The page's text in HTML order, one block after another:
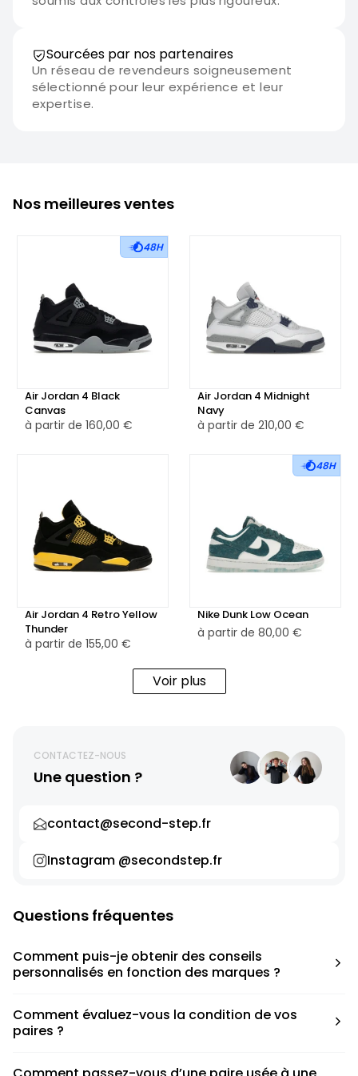
Sourcées par nos partenaires
Un réseau de revendeurs soigneusement
sélectionné pour leur expérience et leur
expertise.
Nos meilleures ventes
48H
Air Jordan 4 Black
Canvas
à partir de 160,00 €
Air Jordan 4 Midnight
Navy
à partir de 210,00 €
Air Jordan 4 Retro Yellow
Thunder
à partir de 155,00 €
48H
Nike Dunk Low Ocean
à partir de 80,00 €
Voir plus
CONTACTEZ-NOUS
Une question ?
contact@second-step.fr
Instagram @secondstep.fr
Questions fréquentes
Comment puis-je obtenir des conseils
personnalisés en fonction des marques ?
pour déterminer la taille appropriée, que ce soit une taille
en dessous, au-dessus ou correspondant à votre taille
Comment évaluez-vous la condition de vos
paires ?